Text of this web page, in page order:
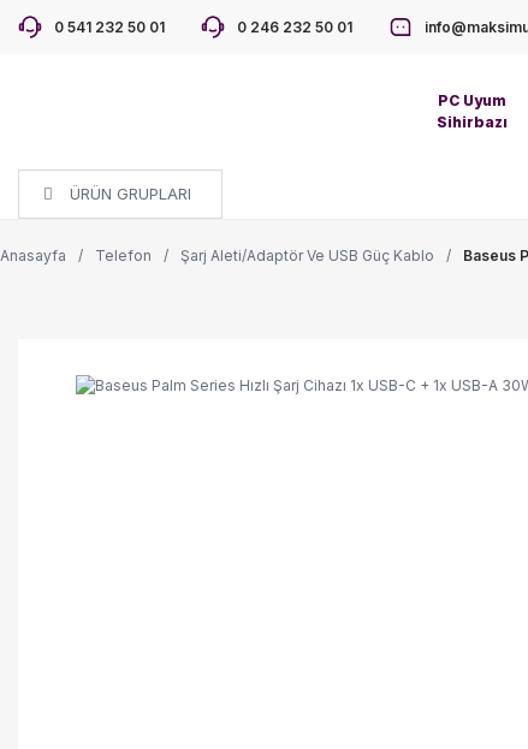
0 541 232 50 01 0 246 232 50 01
PC Uyum
Sihirbazı
ÜRÜN GRUPLARI
Anasayfa Telefon Şarj Aleti/Adaptör Ve USB Güç Kablo Baseus